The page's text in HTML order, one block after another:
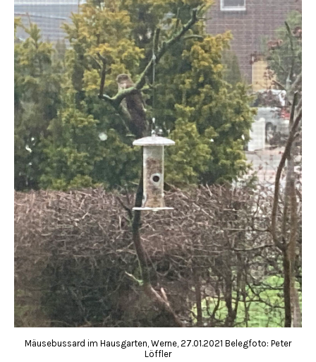
Mäusebussard im Hausgarten, Werne, 27.01.2021 Belegfoto: Peter
Löffler